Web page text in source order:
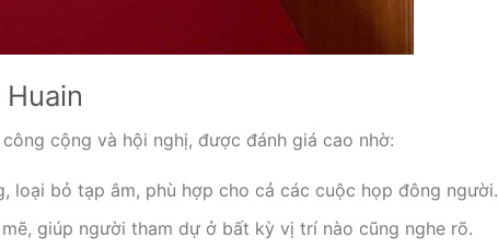
cộng và hội nghị, được đánh giá cao nhờ:
loại bỏ tạp âm, phù hợp cho cả các cuộc họp đông người.
giúp người tham dự ở bất kỳ vị trí nào cũng nghe rõ.